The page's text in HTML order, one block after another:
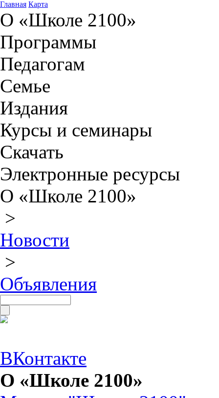
Главная Карта
О «Школе 2100»
Программы
Педагогам
Семье
Издания
Курсы и семинары
Скачать
Электронные ресурсы
О «Школе 2100»
>
Новости
>
Объявления
ВКонтакте
О «Школе 2100»